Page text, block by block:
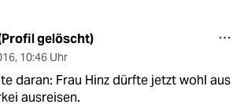
gelöscht)
, 10:46 Uhr
daran: Frau Hinz dürfte jetzt wohl aus
ausreisen.